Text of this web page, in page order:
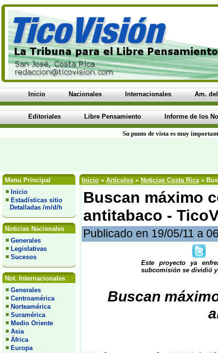
Inicio Nacionales Internacionales Am.
Editoriales Libre Pensamiento Informe de los
Su punto de vista es muy
Menu Principal
Inicio
Estadísticas sitio
Detalladas /m/d/h
Noticias Nacionales
Generales
Legislativas
Sucesos
Not. Internacionales
Generales
Centroamérica
Norteamérica
Suramérica
Medio Oriente
Asia
África
Europa
Inicio » Artículos » Noticias Costa Rica»
Buscan máximo
antitabaco -
Publicado en 19/05/11 a
Este proyecto ya
subcomisión se dividió
Buscan